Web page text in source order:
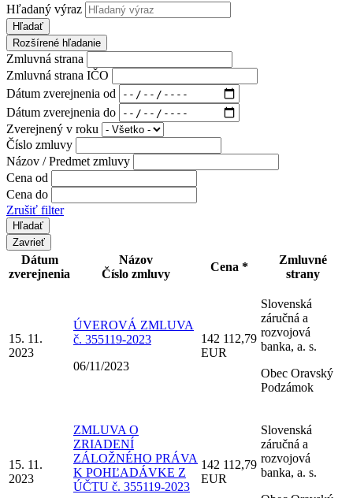
Hľadaný výraz
Hľadať
Rozšírené hľadanie
Zmluvná strana
Zmluvná strana IČO
Dátum zverejnenia od
Dátum zverejnenia do
Zverejnený v roku
Číslo zmluvy
Názov / Predmet zmluvy
Cena od
Cena do
Zrušiť filter
Zavrieť
Dátum
zverejnenia
Názov
Číslo zmluvy
Cena *
Zmluvné
strany
15. 11.
2023
ÚVEROVÁ ZMLUVA
č. 355119-2023
06/11/2023
142 112,79
EUR
Slovenská
záručná a
rozvojová
banka, a. s.
Obec Oravský
Podzámok
15. 11.
2023
ZMLUVA O
ZRIADENÍ
ZÁLOŽNÉHO PRÁVA
K POHĽADÁVKE Z
ÚČTU č. 355119-2023
142 112,79
EUR
Slovenská
záručná a
rozvojová
banka, a. s.